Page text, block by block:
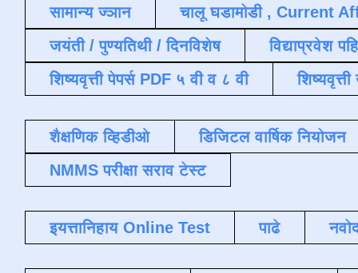
सामान्य ज्ञान
चालू घडामोडी , Current
जयंती / पुण्यतिथी / दिनविशेष
विद्याप्रवेश
शिष्यवृत्ती पेपर्स PDF ५ वी व ८ वी
शैक्षणिक व्हिडीओ
डिजिटल वार्षिक नियोजन
NMMS परीक्षा सराव टेस्ट
इयत्तानिहाय Online Test पाढे